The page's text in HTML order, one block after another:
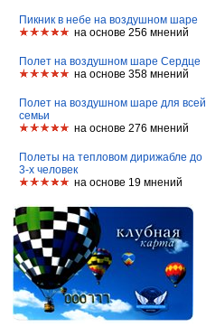
Пикник в небе на воздушном шаре
на основе 256 мнений
Полет на воздушном шаре Сердце
на основе 358 мнений
Полет на воздушном шаре для всей
семьи
на основе 276 мнений
Полеты на тепловом дирижабле до
3-х человек
на основе 19 мнений